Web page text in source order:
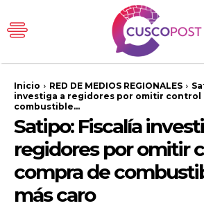
Inicio RED DE MEDIOS REGIONALES
investiga a regidores por omitir control
combustible...
Satipo: Fiscalía
regidores por omitir
compra de
más caro